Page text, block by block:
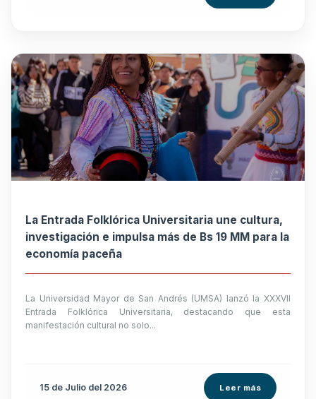
La Entrada Folklórica Universitaria une cultura,
investigación e impulsa más de Bs 19 MM para la
economía paceña
La Universidad Mayor de San Andrés (UMSA) lanzó la XXXVII
Entrada Folklórica Universitaria, destacando que esta
manifestación cultural no solo...
15 de Julio del 2026 Leer más